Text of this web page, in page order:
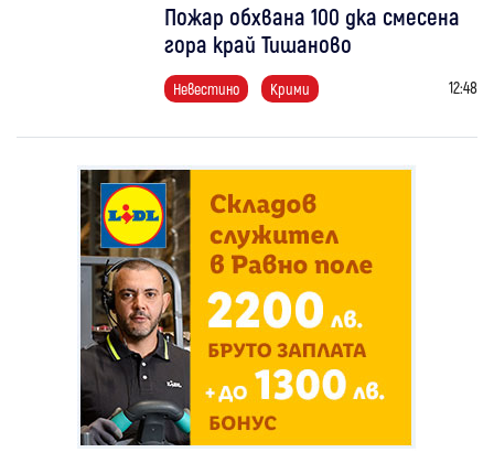
Пожар обхвана 100 дка смесена
гора край Тишаново
Невестино Крими 12:48